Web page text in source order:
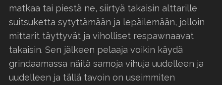
matkaa tai piestä ne, siirtyä takaisin alttarille
suitsuketta sytyttämään ja lepäilemään, jolloin
mittarit täyttyvät ja viholliset respawnaavat
takaisin. Sen jälkeen pelaaja voikin käydä
grindaamassa näitä samoja vihuja uudelleen ja
uudelleen ja tällä tavoin on useimmiten